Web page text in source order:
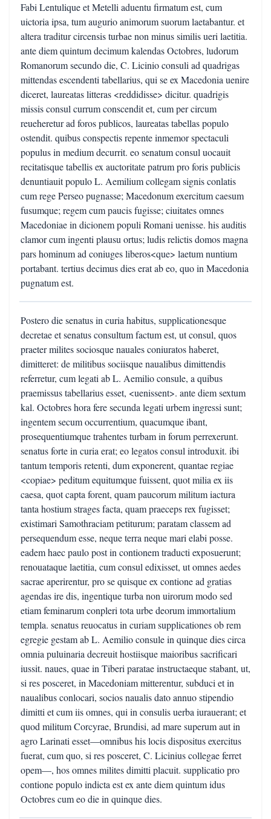
Fabi Lentulique et Metelli aduentu firmatum est, cum
uictoria ipsa, tum augurio animorum suorum laetabantur. et
altera traditur circensis turbae non minus similis ueri laetitia.
ante diem quintum decimum kalendas Octobres, ludorum
Romanorum secundo die, C. Licinio consuli ad quadrigas
mittendas escendenti tabellarius, qui se ex Macedonia uenire
diceret, laureatas litteras <reddidisse> dicitur. quadrigis
missis consul currum conscendit et, cum per circum
reueheretur ad foros publicos, laureatas tabellas populo
ostendit. quibus conspectis repente inmemor spectaculi
populus in medium decurrit. eo senatum consul uocauit
recitatisque tabellis ex auctoritate patrum pro foris publicis
denuntiauit populo L. Aemilium collegam signis conlatis
cum rege Perseo pugnasse; Macedonum exercitum caesum
fusumque; regem cum paucis fugisse; ciuitates omnes
Macedoniae in dicionem populi Romani uenisse. his auditis
clamor cum ingenti plausu ortus; ludis relictis domos magna
pars hominum ad coniuges liberos<que> laetum nuntium
portabant. tertius decimus dies erat ab eo, quo in Macedonia
pugnatum est.
Postero die senatus in curia habitus, supplicationesque
decretae et senatus consultum factum est, ut consul, quos
praeter milites sociosque nauales coniuratos haberet,
dimitteret: de militibus sociisque naualibus dimittendis
referretur, cum legati ab L. Aemilio consule, a quibus
praemissus tabellarius esset, <uenissent>. ante diem sextum
kal. Octobres hora fere secunda legati urbem ingressi sunt;
ingentem secum occurrentium, quacumque ibant,
prosequentiumque trahentes turbam in forum perrexerunt.
senatus forte in curia erat; eo legatos consul introduxit. ibi
tantum temporis retenti, dum exponerent, quantae regiae
<copiae> peditum equitumque fuissent, quot milia ex iis
caesa, quot capta forent, quam paucorum militum iactura
tanta hostium strages facta, quam praeceps rex fugisset;
existimari Samothraciam petiturum; paratam classem ad
persequendum esse, neque terra neque mari elabi posse.
eadem haec paulo post in contionem traducti exposuerunt;
renouataque laetitia, cum consul edixisset, ut omnes aedes
sacrae aperirentur, pro se quisque ex contione ad gratias
agendas ire dis, ingentique turba non uirorum modo sed
etiam feminarum conpleri tota urbe deorum immortalium
templa. senatus reuocatus in curiam supplicationes ob rem
egregie gestam ab L. Aemilio consule in quinque dies circa
omnia puluinaria decreuit hostiisque maioribus sacrificari
iussit. naues, quae in Tiberi paratae instructaeque stabant, ut,
si res posceret, in Macedoniam mitterentur, subduci et in
naualibus conlocari, socios naualis dato annuo stipendio
dimitti et cum iis omnes, qui in consulis uerba iurauerant; et
quod militum Corcyrae, Brundisi, ad mare superum aut in
agro Larinati esset—omnibus his locis dispositus exercitus
fuerat, cum quo, si res posceret, C. Licinius collegae ferret
opem—, hos omnes milites dimitti placuit. supplicatio pro
contione populo indicta est ex ante diem quintum idus
Octobres cum eo die in quinque dies.